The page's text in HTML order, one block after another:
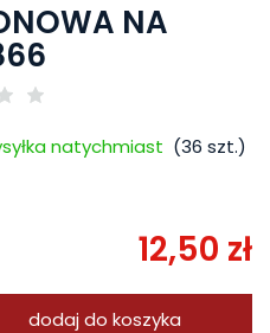
NA
natychmiast (36 szt.)
12,50 zł
dodaj do koszyka